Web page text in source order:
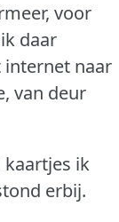
voor
daar
internet naar
van deur
kaartjes ik
erbij.